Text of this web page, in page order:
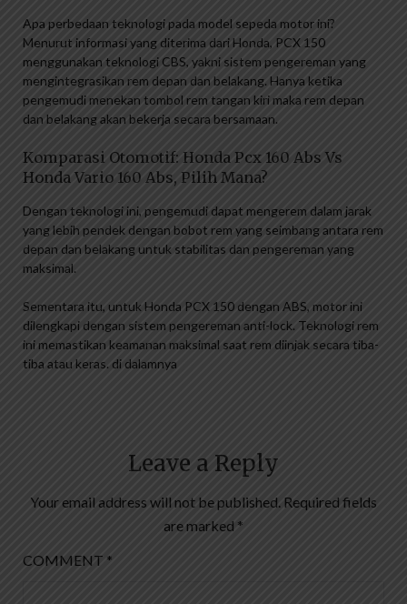
Apa perbedaan teknologi pada model sepeda motor ini?
Menurut informasi yang diterima dari Honda, PCX 150
menggunakan teknologi CBS, yakni sistem pengereman yang
mengintegrasikan rem depan dan belakang. Hanya ketika
pengemudi menekan tombol rem tangan kiri maka rem depan
dan belakang akan bekerja secara bersamaan.
Komparasi Otomotif: Honda Pcx 160 Abs Vs
Honda Vario 160 Abs, Pilih Mana?
Dengan teknologi ini, pengemudi dapat mengerem dalam jarak
yang lebih pendek dengan bobot rem yang seimbang antara rem
depan dan belakang untuk stabilitas dan pengereman yang
maksimal.
Sementara itu, untuk Honda PCX 150 dengan ABS, motor ini
dilengkapi dengan sistem pengereman anti-lock. Teknologi rem
ini memastikan keamanan maksimal saat rem diinjak secara tiba-
tiba atau keras. di dalamnya
Leave a Reply
Your email address will not be published. Required fields
are marked *
COMMENT *